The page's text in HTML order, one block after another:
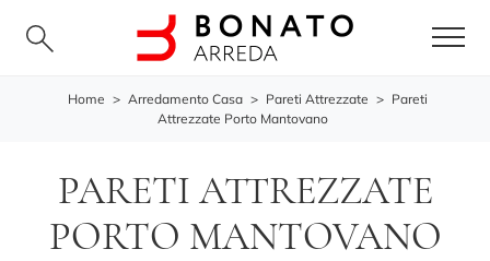
Home > Arredamento Casa > Pareti Attrezzate > Pareti
Attrezzate Porto Mantovano
PARETI ATTREZZATE
PORTO MANTOVANO